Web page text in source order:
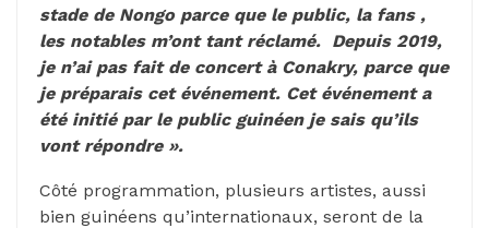
stade de Nongo parce que le public, la fans ,
les notables m’ont tant réclamé. Depuis 2019,
je n’ai pas fait de concert à Conakry, parce que
je préparais cet événement. Cet événement a
été initié par le public guinéen je sais qu’ils
vont répondre ».
Côté programmation, plusieurs artistes, aussi
bien guinéens qu’internationaux, seront de la